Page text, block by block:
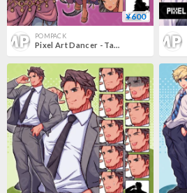
¥600
POMPACK
Pixel Art Dancer - Tanned Brown-haired Female, Fantasy with 10 Expressions + More.